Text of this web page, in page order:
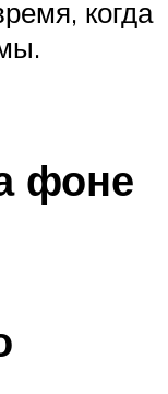
когда
фоне